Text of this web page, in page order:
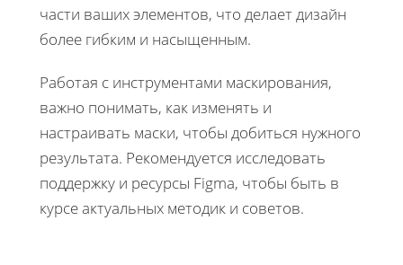
части ваших элементов, что делает дизайн
более гибким и насыщенным.
Работая с инструментами маскирования,
важно понимать, как изменять и
настраивать маски, чтобы добиться нужного
результата. Рекомендуется исследовать
поддержку и ресурсы Figma, чтобы быть в
курсе актуальных методик и советов.